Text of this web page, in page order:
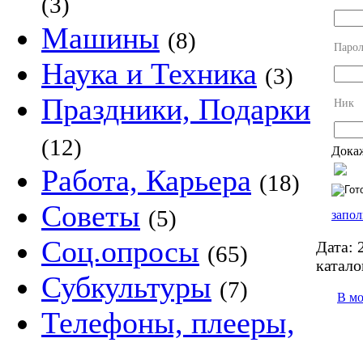
Машины (8)
Наука и Техника (3)
Праздники, Подарки
(12)
Работа, Карьера (18)
Советы (5)
Соц.опросы (65)
Субкультуры (7)
Телефоны, плееры,
Ник
Дата:
В